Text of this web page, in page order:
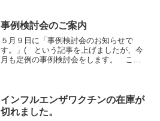
ださい。１時間に３本走っ...
事例検討会のご案内
５月９日に「事例検討会のお知らせで
す。」( という記事を上げましたが、今
月も定例の事例検討会をします。 こひ
っていただいています。 ...
インフルエンザワクチンの在庫が
切れました。